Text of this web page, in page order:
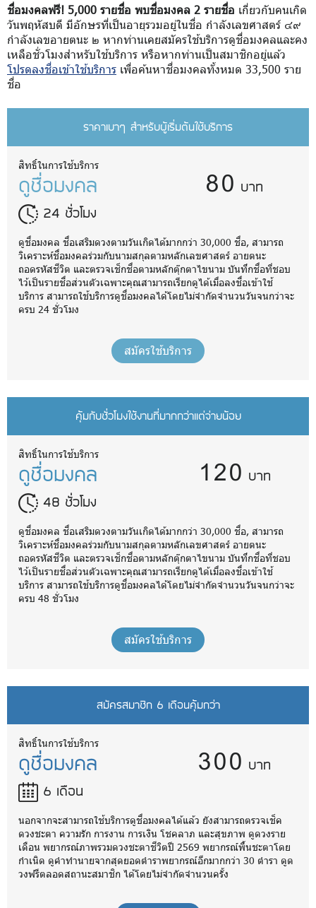
ชื่อมงคลฟรี! 5,000 รายชื่อ พบชื่อมงคล 2 รายชื่อ เกี่ยวกับคนเกิด
วันพฤหัสบดี มีอักษรที่เป็นอายุรวมอยู่ในชื่อ กำลังเลขศาสตร์ ๔๙
กำลังเลขอายตนะ ๒ หากท่านเคยสมัครใช้บริการดูชื่อมงคลและคง
เหลือชั่วโมงสำหรับใช้บริการ หรือหากท่านเป็นสมาชิกอยู่แล้ว
โปรดลงชื่อเข้าใช้บริการ เพื่อค้นหาชื่อมงคลทั้งหมด 33,500 ราย
ชื่อ
ราคาเบาๆ สำหรับผู้เริ่มต้นใช้บริการ
สิทธิ์ในการใช้บริการ
ดูชื่อมงคล
24 ชั่วโมง
80 บาท
ดูชื่อมงคล ชื่อเสริมดวงตามวันเกิดได้มากกว่า 30,000 ชื่อ, สามารถ
วิเคราะห์ชื่อมงคลร่วมกับนามสกุลตามหลักเลขศาสตร์ อายตนะ
ถอดรหัสชีวิต และตรวจเช็กชื่อตามหลักตุ๊กตาไขนาม บันทึกชื่อที่ชอบ
ไว้เป็นรายชื่อส่วนตัวเฉพาะคุณสามารถเรียกดูได้เมื่อลงชื่อเข้าใช้
บริการ สามารถใช้บริการดูชื่อมงคลได้โดยไม่จำกัดจำนวนวันจนกว่าจะ
ครบ 24 ชั่วโมง
สมัครใช้บริการ
คุ้มกับชั่วโมงใช้งานที่มากกว่าแต่จ่ายน้อย
สิทธิ์ในการใช้บริการ
ดูชื่อมงคล
48 ชั่วโมง
120 บาท
ดูชื่อมงคล ชื่อเสริมดวงตามวันเกิดได้มากกว่า 30,000 ชื่อ, สามารถ
วิเคราะห์ชื่อมงคลร่วมกับนามสกุลตามหลักเลขศาสตร์ อายตนะ
ถอดรหัสชีวิต และตรวจเช็กชื่อตามหลักตุ๊กตาไขนาม บันทึกชื่อที่ชอบ
ไว้เป็นรายชื่อส่วนตัวเฉพาะคุณสามารถเรียกดูได้เมื่อลงชื่อเข้าใช้
บริการ สามารถใช้บริการดูชื่อมงคลได้โดยไม่จำกัดจำนวนวันจนกว่าจะ
ครบ 48 ชั่วโมง
สมัครใช้บริการ
สมัครสมาชิก 6 เดือนคุ้มกว่า
สิทธิ์ในการใช้บริการ
ดูชื่อมงคล
6 เดือน
300 บาท
นอกจากจะสามารถใช้บริการดูชื่อมงคลได้แล้ว ยังสามารถตรวจเช็ค
ดวงชะตา ความรัก การงาน การเงิน โชคลาภ และสุขภาพ ดูดวงราย
เดือน พยากรณ์ภาพรวมดวงชะตาชีวิตปี 2569 พยากรณ์พื้นชะตาโดย
กำเนิด ดูคำทำนายจากสุดยอดตำราพยากรณ์อีกมากกว่า 30 ตำรา ดูด
วงฟรีตลอดสถานะสมาชิก ได้โดยไม่จำกัดจำนวนครั้ง